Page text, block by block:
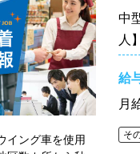
イング車を使用
中
人】
給
月
そ